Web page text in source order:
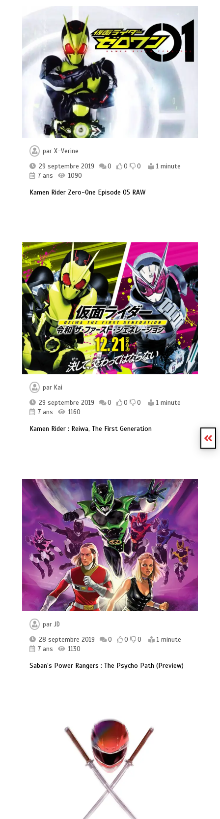
parX-Verine
29 septembre 2019
0 0 0
1 minute
7 ans
1090
Kamen Rider Zero-One Episode 05 RAW
parKai
29 septembre 2019
0 0 0
1 minute
7 ans
1160
Kamen Rider : Reiwa, The First Generation
parJD
28 septembre 2019
0 0 0
1 minute
7 ans
1130
Saban’s Power Rangers : The Psycho Path (Preview)